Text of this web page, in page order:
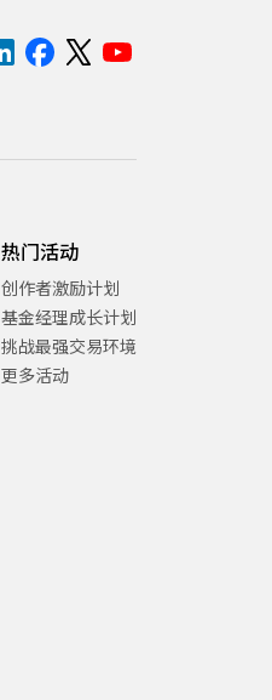
热门活动
创作者激励计划
基金经理成长计划
挑战最强交易环境
更多活动